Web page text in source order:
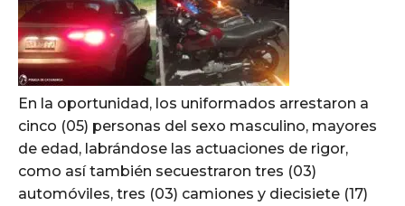
En la oportunidad, los uniformados arrestaron a
cinco (05) personas del sexo masculino, mayores
de edad, labrándose las actuaciones de rigor,
como así también secuestraron tres (03)
automóviles, tres (03) camiones y diecisiete (17)